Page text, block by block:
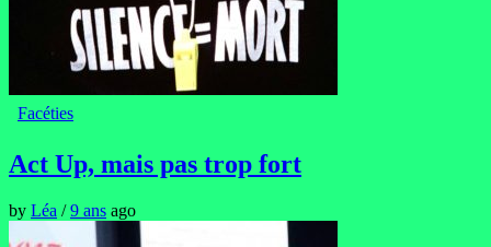
Facéties
Act Up, mais pas trop fort
by Léa /9 ans ago